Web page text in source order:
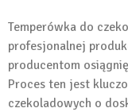
Temperówka do
profesjonalnej
producentom
Proces ten jest
czekoladowych o